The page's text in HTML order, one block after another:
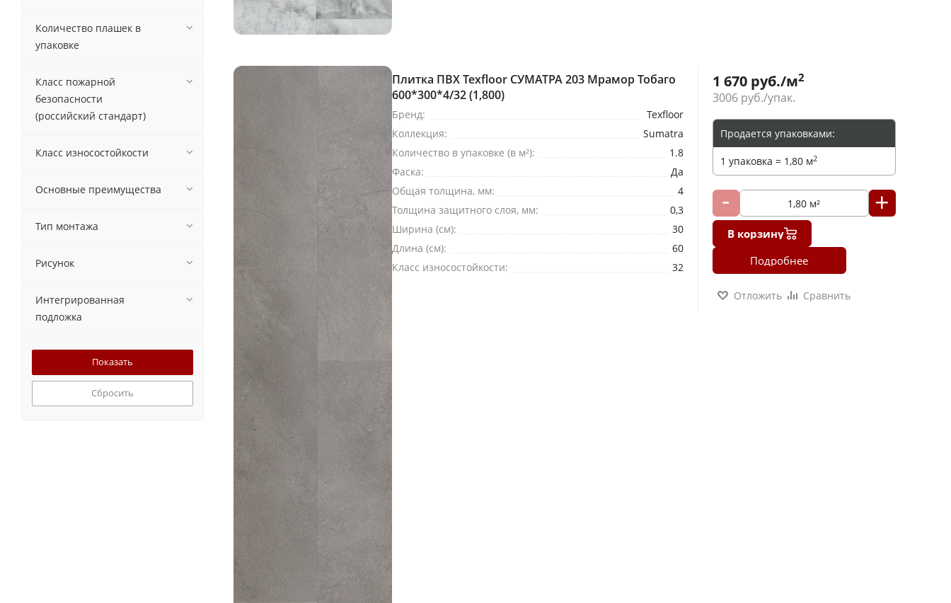
Плитка ПВХ Texfloor СУМАТРА 203 Мрамор Тобаго
600*300*4/32 (1,800)
Бренд:
Texfloor
Коллекция:
Sumatra
Количество в упаковке (в м²):
1.8
Фаска:
Да
Общая толщина, мм:
4
Толщина защитного слоя, мм:
0,3
Ширина (см):
30
Длина (см):
60
Класс износостойкости:
32
1 670руб./м2
3006руб./упак.
Продается упаковками:
1 упаковка = 1,80 м2
В корзину
Подробнее
Отложить Сравнить
Количество плашек в
упаковке
Класс пожарной
безопасности
(российский стандарт)
Класс износостойкости
Основные преимущества
Тип монтажа
Рисунок
Интегрированная
подложка
Сбросить